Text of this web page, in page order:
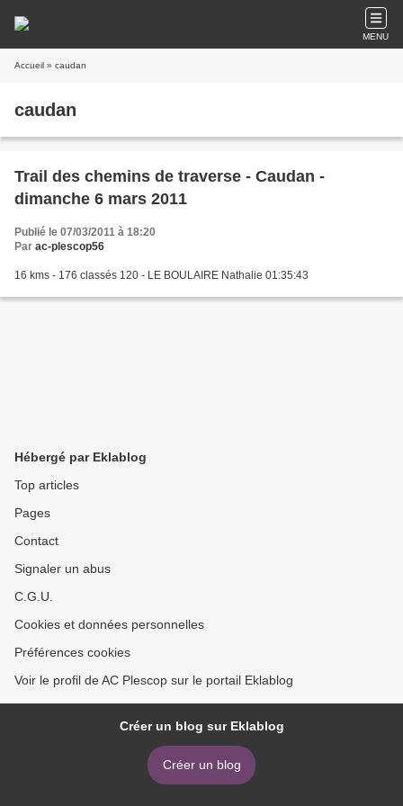
MENU
Accueil » caudan
caudan
Trail des chemins de traverse - Caudan -
dimanche 6 mars 2011
Publié le 07/03/2011 à 18:20
Par ac-plescop56
16 kms - 176 classés 120 - LE BOULAIRE Nathalie 01:35:43
Hébergé par Eklablog
Top articles
Pages
Contact
Signaler un abus
C.G.U.
Cookies et données personnelles
Préférences cookies
Voir le profil de AC Plescop sur le portail Eklablog
Créer un blog sur Eklablog
Créer un blog